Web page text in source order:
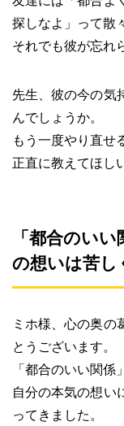
探しなよ」って散
それでも彼が忘れ
先生、彼の今の気
んでしょうか。
もう一度やり直せ
正直に教えてほし
「都合のい
の想いは苦し
ミホ様、心の奥の
とうございます。
「都合のいい関
自分の本気の想い
ってきました。